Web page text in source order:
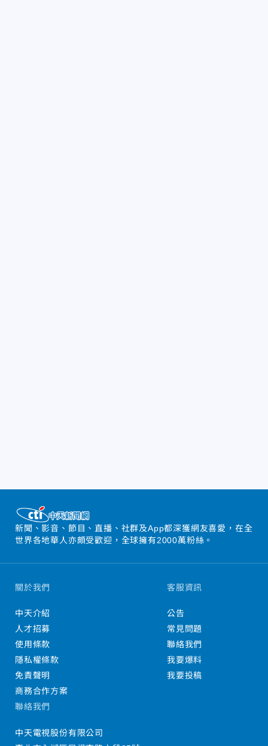
新聞、影音、節目、直播、社群及App都深獲網友喜愛，在全
世界各地華人亦頗受歡迎，全球擁有2000萬粉絲。
關於我們
中天介紹
人才招募
使用條款
隱私權條款
免責聲明
商務合作方案
客服資訊
公告
常見問題
聯絡我們
我要爆料
我要投稿
聯絡我們
中天電視股份有限公司